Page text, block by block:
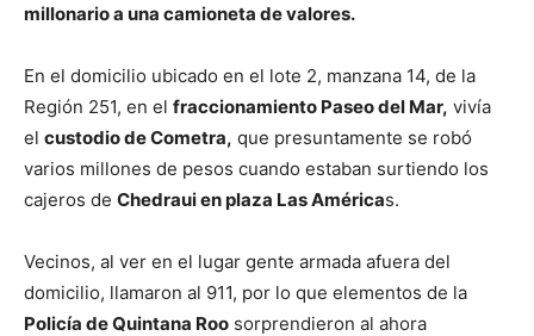
millonario a una camioneta de valores.
En el domicilio ubicado en el lote 2, manzana 14, de la
Región 251, en el fraccionamiento Paseo del Mar, vivía
el custodio de Cometra, que presuntamente se robó
varios millones de pesos cuando estaban surtiendo los
cajeros de Chedraui en plaza Las Américas.
Vecinos, al ver en el lugar gente armada afuera del
domicilio, llamaron al 911, por lo que elementos de la
Policía de Quintana Roo sorprendieron al ahora